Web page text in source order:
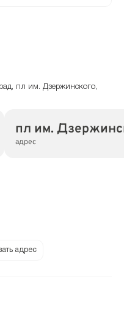
пл им. Дзержинского,
пл им.
адрес
адрес